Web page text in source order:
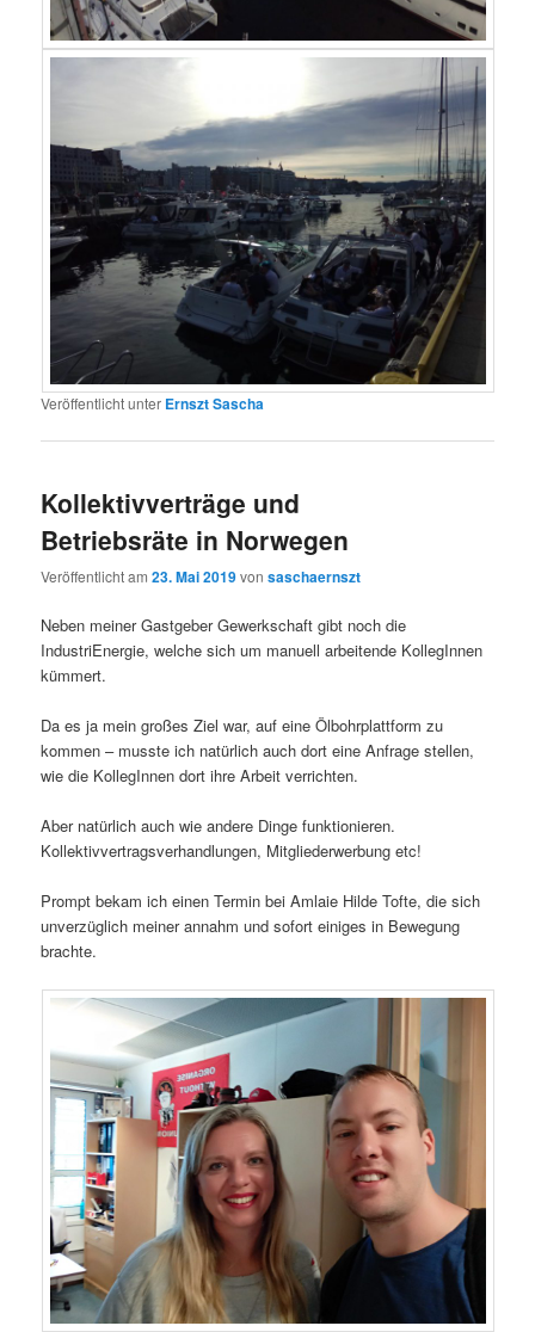
Veröffentlicht unter Ernszt Sascha
Kollektivverträge und
Betriebsräte in Norwegen
Veröffentlicht am23. Mai 2019vonsaschaernszt
Neben meiner Gastgeber Gewerkschaft gibt noch die
IndustriEnergie, welche sich um manuell arbeitende KollegInnen
kümmert.
Da es ja mein großes Ziel war, auf eine Ölbohrplattform zu
kommen – musste ich natürlich auch dort eine Anfrage stellen,
wie die KollegInnen dort ihre Arbeit verrichten.
Aber natürlich auch wie andere Dinge funktionieren.
Kollektivvertragsverhandlungen, Mitgliederwerbung etc!
Prompt bekam ich einen Termin bei Amlaie Hilde Tofte, die sich
unverzüglich meiner annahm und sofort einiges in Bewegung
brachte.